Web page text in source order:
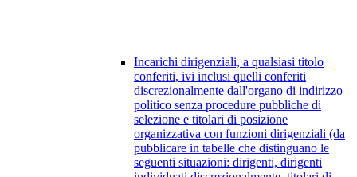
Incarichi dirigenziali, a qualsiasi titolo
conferiti, ivi inclusi quelli conferiti
discrezionalmente dall'organo di indirizzo
politico senza procedure pubbliche di
selezione e titolari di posizione
organizzativa con funzioni dirigenziali (da
pubblicare in tabelle che distinguano le
seguenti situazioni: dirigenti, dirigenti